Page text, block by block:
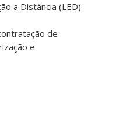
a Distância (LED)
de
e